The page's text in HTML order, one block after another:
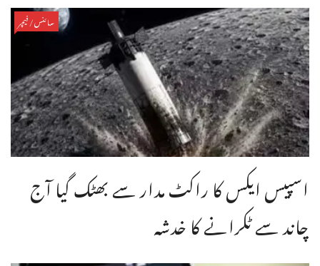
سائنس/فیچر
اسپیس ایکس کا راکٹ مدار سے بھٹک گیا آج
چاند سے ٹکرانے کا خدشہ